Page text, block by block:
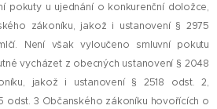
pokuty u ujednání o konkurenční doložce,
zákoníku, jakož i ustanovení § 2975
Není však vyloučeno smluvní pokutu
vycházet z obecných ustanovení § 2048
jakož i ustanovení § 2518 odst. 2,
odst. 3 Občanského zákoníku hovořících o